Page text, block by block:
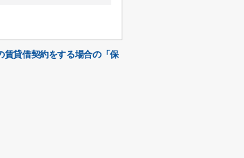
賃貸借契約をする場合の「保